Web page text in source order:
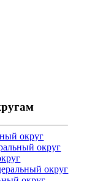
округ
округ
округ